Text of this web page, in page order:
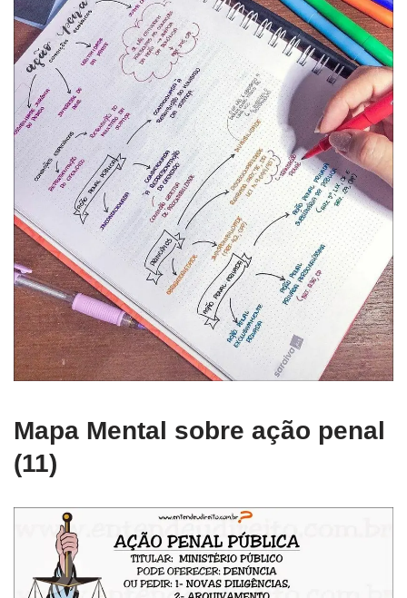
Mapa Mental sobre ação penal
(11)